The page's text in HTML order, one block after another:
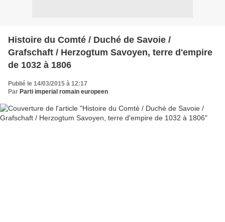
Histoire du Comté / Duché de Savoie /
Grafschaft / Herzogtum Savoyen, terre d'empire
de 1032 à 1806
Publié le 14/03/2015 à 12:17
Par Parti imperial romain europeen